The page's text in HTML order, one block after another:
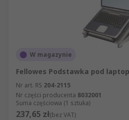
W magazynie
Fellowes Podstawka pod
Nr art. RS 204-2115
Nr części producenta 8032001
Suma częściowa (1 sztuka)
237,65 zł(bez VAT)